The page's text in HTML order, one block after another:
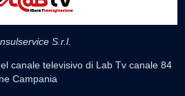
S.r.l.
canale televisivo di Lab Tv canale 84
Campania